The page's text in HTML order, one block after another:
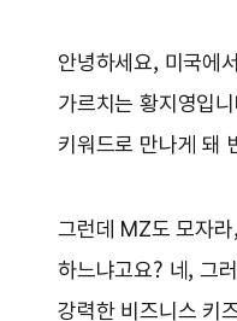
안녕하세요, 미국에
가르치는 황지영입
키워드로 만나게 돼
그런데 MZ도 모자
하느냐고요? 네, 그
강력한 비즈니스 키